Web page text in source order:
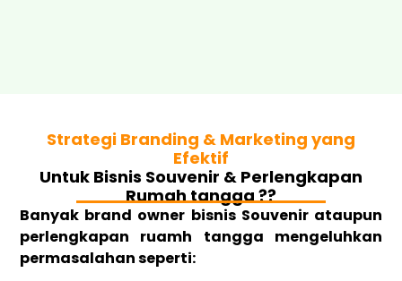
Strategi Branding & Marketing yang
Efektif
Untuk Bisnis Souvenir & Perlengkapan
Rumah tangga ??
Banyak brand owner bisnis Souvenir ataupun
perlengkapan ruamh tangga mengeluhkan
permasalahan seperti: